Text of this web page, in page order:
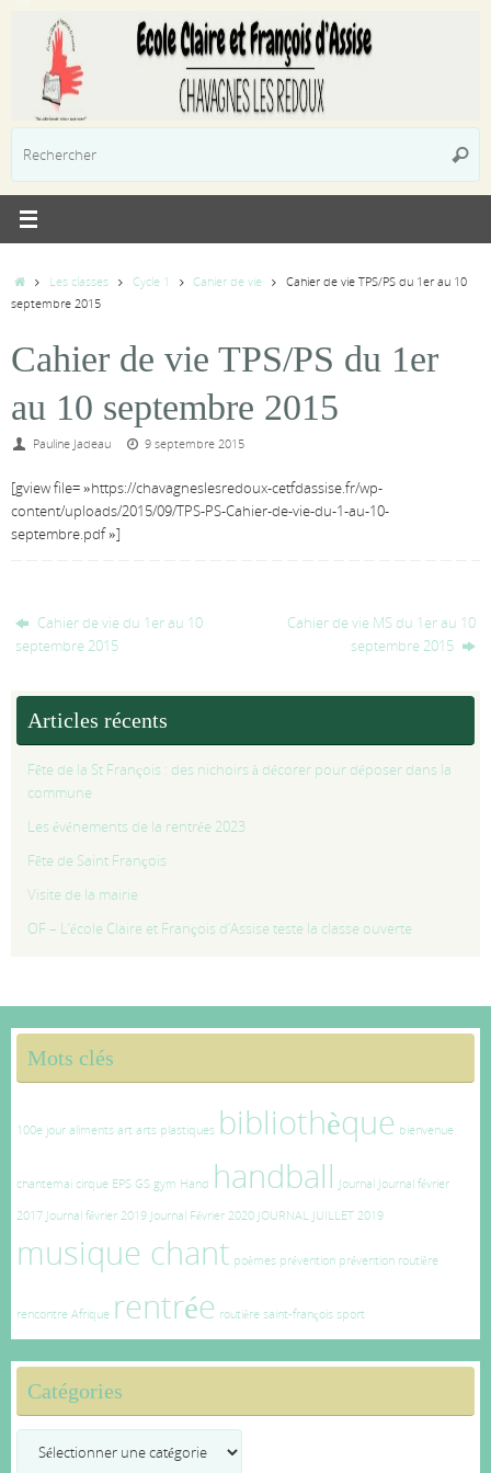
contenu
:
AccueilLes classes Cycle 1 Cahier de vie
Cahier de vie TPS/PS du 1er au 10
septembre 2015
Cahier de vie TPS/PS du 1er
au 10 septembre 2015
Pauline Jadeau 9 septembre 2015
[gview file= »https://chavagneslesredoux-cetfdassise.fr/wp-
content/uploads/2015/09/TPS-PS-Cahier-de-vie-du-1-au-10-
septembre.pdf »]
Cahier de vie du 1er au 10
septembre 2015
Cahier de vie MS du 1er au 10
septembre 2015
Articles récents
Fête de la St François : des nichoirs à décorer pour déposer dans la
commune
Les événements de la rentrée 2023
Fête de Saint François
Visite de la mairie
OF – L’école Claire et François d’Assise teste la classe ouverte
Mots clés
100e jour aliments art arts plastiques bibliothèque bienvenue
chantemai cirque EPS GS gym Hand handball Journal Journal février
2017 Journal février 2019 Journal Février 2020 JOURNAL JUILLET 2019
musique chant poèmes prévention prévention routière
rencontre Afrique rentrée routière saint-françois sport
Catégories